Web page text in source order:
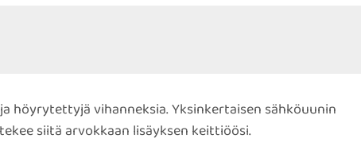
höyrytettyjä vihanneksia. Yksinkertaisen sähköuunin
siitä arvokkaan lisäyksen keittiöösi.